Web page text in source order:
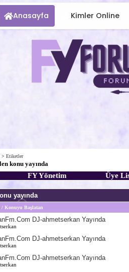
Anasayfa Kimler Online
> Etiketler
konu yayında
FY Yönetim Üye
yayında
Konuyu Başlatan
DJ-ahmetserkan Yayında
DJ-ahmetserkan Yayında
DJ-ahmetserkan Yayında